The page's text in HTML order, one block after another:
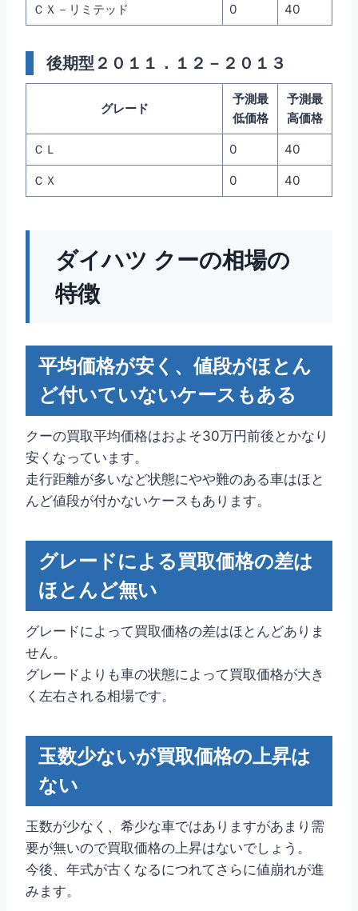
ＣＸ－リミテッド 0 40
後期型２０１１．１２－２０１３
グレード
予測最
低価格
予測最
高価格
ＣＬ 0 40
ＣＸ 0 40
ダイハツ クーの相場の
特徴
平均価格が安く、値段がほとん
ど付いていないケースもある
クーの買取平均価格はおよそ30万円前後とかなり
安くなっています。
走行距離が多いなど状態にやや難のある車はほと
んど値段が付かないケースもあります。
グレードによる買取価格の差は
ほとんど無い
グレードによって買取価格の差はほとんどありま
せん。
グレードよりも車の状態によって買取価格が大き
く左右される相場です。
玉数少ないが買取価格の上昇は
ない
玉数が少なく、希少な車ではありますがあまり需
要が無いので買取価格の上昇はないでしょう。
今後、年式が古くなるにつれてさらに値崩れが進
みます。